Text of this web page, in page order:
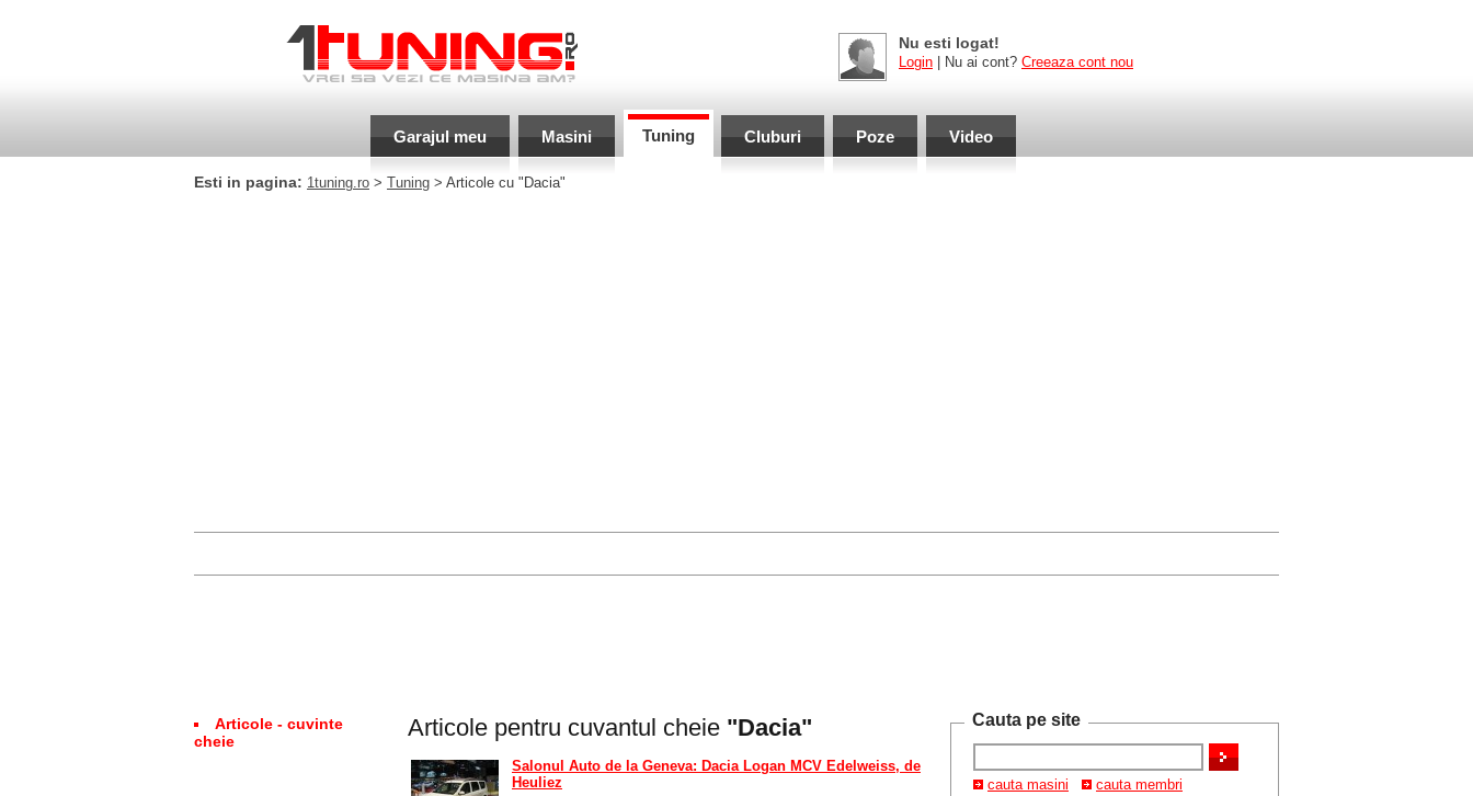
Nu esti logat!
Login | Nu ai cont? Creeaza cont nou
Garajul meu Masini Tuning Cluburi Poze Video
Esti in pagina: 1tuning.ro > Tuning > Articole cu "Dacia"
Cauta pe site
cauta masini cauta membri
Articole - cuvinte
cheie
Articole pentru cuvantul cheie "Dacia"
Salonul Auto de la Geneva: Dacia Logan MCV Edelweiss, de
Heuliez